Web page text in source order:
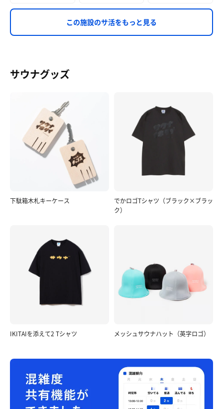
この施設のサ活をもっと見る
サウナグッズ
下駄箱木札キーケース
でかロゴTシャツ（ブラック×ブラッ
ク）
IKITAIを添えて2 Tシャツ メッシュサウナハット（英字ロゴ）